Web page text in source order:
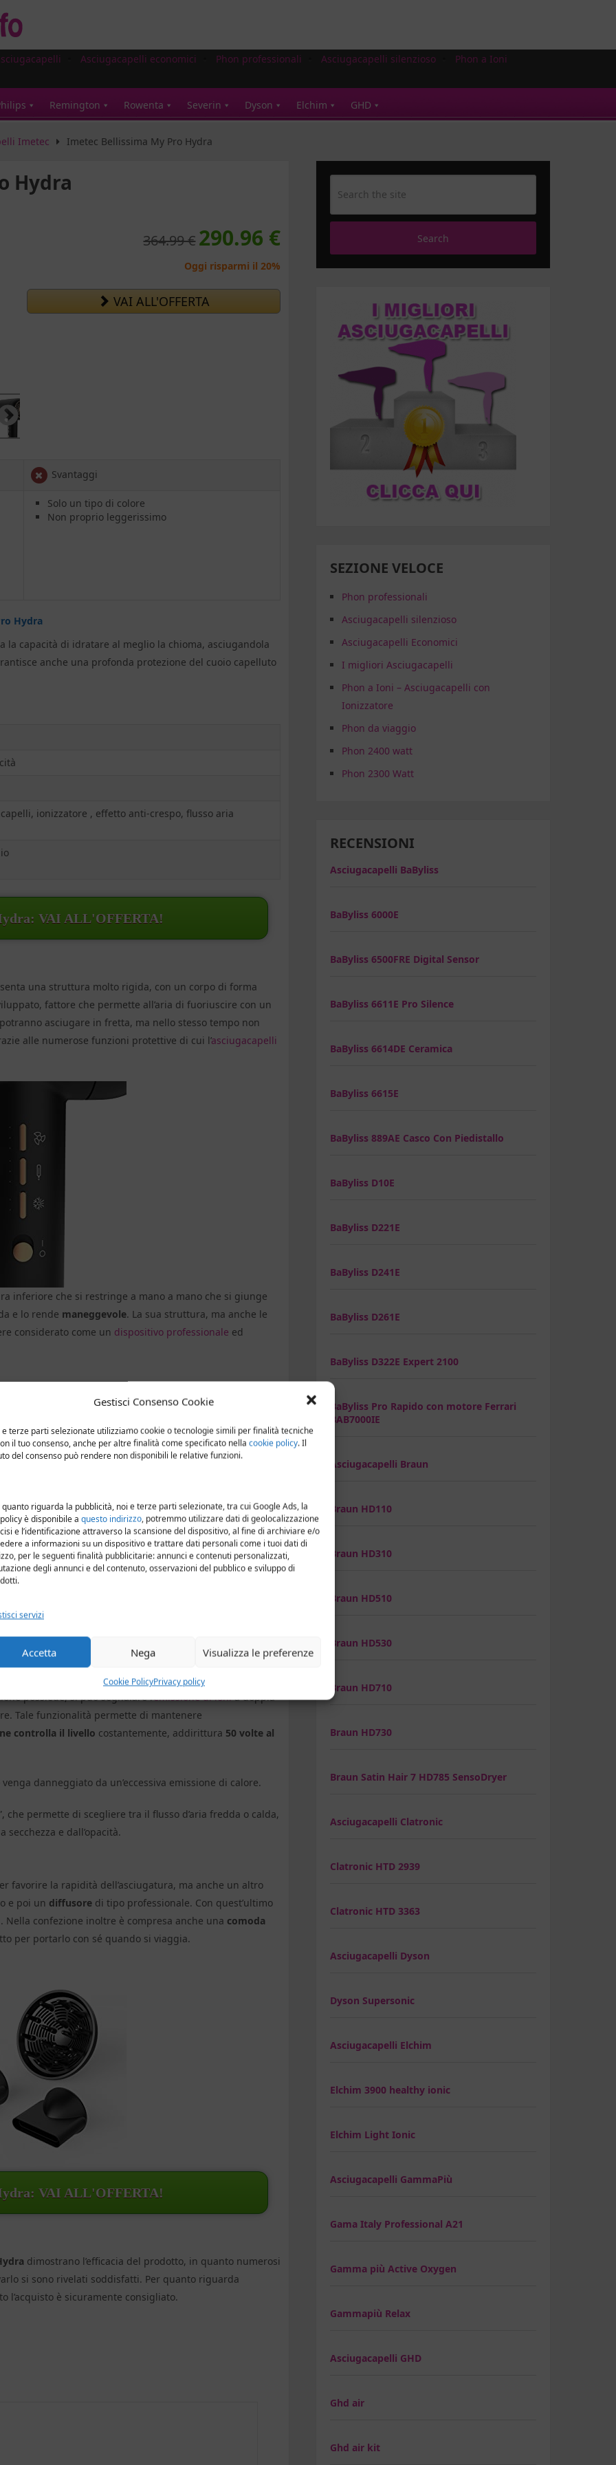
Gestisci Consenso Cookie
e terze parti selezionate utilizziamo cookie o tecnologie simili per finalità tecniche
il tuo consenso, anche per altre finalità come specificato nella cookie policy. Il
del consenso può rendere non disponibili le relative funzioni.
quanto riguarda la pubblicità, noi e terze parti selezionate, tra cui Google Ads, la
è disponibile a questo indirizzo, potremmo utilizzare dati di geolocalizzazione
e l’identificazione attraverso la scansione del dispositivo, al fine di archiviare e/o
a informazioni su un dispositivo e trattare dati personali come i tuoi dati di
per le seguenti finalità pubblicitarie: annunci e contenuti personalizzati,
degli annunci e del contenuto, osservazioni del pubblico e sviluppo di
servizi
Accetta Nega Visualizza le preferenze
Cookie PolicyPrivacy policy
Asciugacapelli economici Phon professionali Asciugacapelli silenzioso
Phon a Ioni
Remington Rowenta Severin Dyson Elchim GHD
Imetec Imetec Bellissima My Pro Hydra
Hydra
364.99 € 290.96 €
Oggi risparmi il 20%
VAI ALL'OFFERTA
Svantaggi
Solo un tipo di colore
Non proprio leggerissimo
Hydra
la capacità di idratare al meglio la chioma, asciugandola
anche una profonda protezione del cuoio capelluto
ionizzatore , effetto anti-crespo, flusso aria
VAI ALL'OFFERTA!
una struttura molto rigida, con un corpo di forma
fattore che permette all’aria di fuoriuscire con un
asciugare in fretta, ma nello stesso tempo non
alle numerose funzioni protettive di cui l’asciugacapelli
inferiore che si restringe a mano a mano che si giunge
e lo rende maneggevole. La sua struttura, ma anche le
considerato come un dispositivo professionale ed
Pro Hydra
è dettata dal suo motore digitale, che
d’aria è ad alta pressione. Questo sistema assicura non
praticità, perché permette a chi usa questo phon di
per chi ha poco tempo a disposizione oppure per chi ha
VAI ALL'OFFERTA!
prime, i 95°C permettono di asciugare al meglio un tipo
mentre scegliendo i 75°C si avrà un’asciugatura
asciugare al meglio le chiome sottili.
possiede, si può segnalare l’emissione di ionia doppia
Tale funzionalità permette di mantenere
controlla il livello costantemente, addirittura 50 volte al
danneggiato da un’eccessiva emissione di calore.
che permette di scegliere tra il flusso d’aria fredda o calda,
e dall’opacità.
favorire la rapidità dell’asciugatura, ma anche un altro
e poi un diffusoredi tipo professionale. Con quest’ultimo
confezione inoltre è compresa anche una comoda
per portarlo con sé quando si viaggia.
VAI ALL'OFFERTA!
dimostrano l’efficacia del prodotto, in quanto numerosi
si sono rivelati soddisfatti. Per quanto riguarda
l’acquisto è sicuramente consigliato.
Search
SEZIONE VELOCE
Phon professionali
Asciugacapelli silenzioso
Asciugacapelli Economici
I migliori Asciugacapelli
Phon a Ioni – Asciugacapelli con
Ionizzatore
Phon da viaggio
Phon 2400 watt
Phon 2300 Watt
RECENSIONI
Asciugacapelli BaByliss
BaByliss 6000E
BaByliss 6500FRE Digital Sensor
BaByliss 6611E Pro Silence
BaByliss 6614DE Ceramica
BaByliss 6615E
BaByliss 889AE Casco Con Piedistallo
BaByliss D10E
BaByliss D221E
BaByliss D241E
BaByliss D261E
BaByliss D322E Expert 2100
BaByliss Pro Rapido con motore Ferrari
BAB7000IE
Asciugacapelli Braun
Braun HD110
Braun HD310
Braun HD510
Braun HD530
Braun HD710
Braun HD730
Braun Satin Hair 7 HD785 SensoDryer
Asciugacapelli Clatronic
Clatronic HTD 2939
Clatronic HTD 3363
Asciugacapelli Dyson
Dyson Supersonic
Asciugacapelli Elchim
Elchim 3900 healthy ionic
Elchim Light Ionic
Asciugacapelli GammaPiù
Gama Italy Professional A21
Gamma più Active Oxygen
Gammapiù Relax
Asciugacapelli GHD
Ghd air
Ghd air kit